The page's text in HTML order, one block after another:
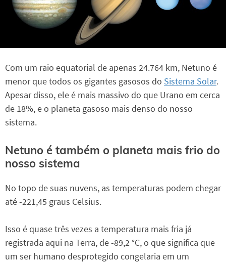
Com um raio equatorial de apenas 24.764 km, Netuno é
menor que todos os gigantes gasosos do Sistema Solar.
Apesar disso, ele é mais massivo do que Urano em cerca
de 18%, e o planeta gasoso mais denso do nosso
sistema.
Netuno é também o planeta mais frio do
nosso sistema
No topo de suas nuvens, as temperaturas podem chegar
até -221,45 graus Celsius.
Isso é quase três vezes a temperatura mais fria já
registrada aqui na Terra, de -89,2 °C, o que significa que
um ser humano desprotegido congelaria em um